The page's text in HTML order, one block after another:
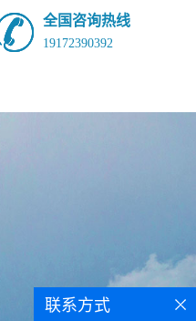
全国咨询热线
19172390392
联系方式